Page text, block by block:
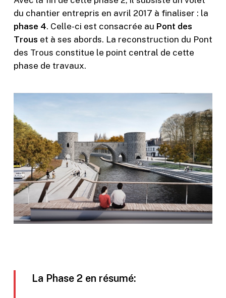
du chantier entrepris en avril 2017 à finaliser : la
phase 4. Celle-ci est consacrée au Pont des
Trous et à ses abords. La reconstruction du Pont
des Trous constitue le point central de cette
phase de travaux.
La Phase 2 en résumé: